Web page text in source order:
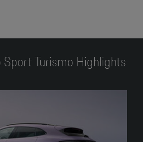
Sport Turismo Highlights
2